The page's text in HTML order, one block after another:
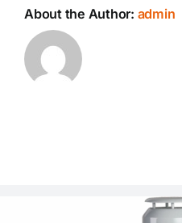
About the Author: admin